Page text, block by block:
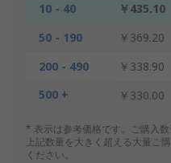
10 - 40 ￥435.10
50 - 190
￥369.20
200 - 490
￥338.90
500 +
￥330.00
* 表示は参考価格です。ご購入
上記数量を大きく超える大量ご
ください。